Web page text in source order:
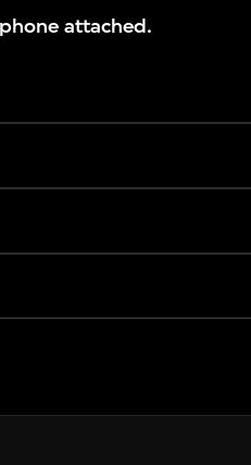
attached.